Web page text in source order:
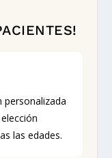
personalizada
las edades.